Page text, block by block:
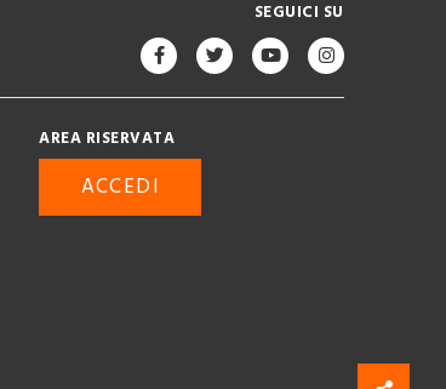
SEGUICI SU
AREA RISERVATA
ACCEDI